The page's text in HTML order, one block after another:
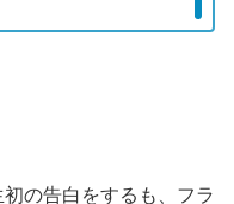
の告白をするも、フラ